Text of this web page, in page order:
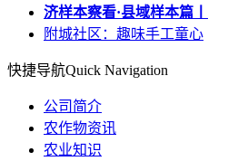
济样本察看·县域样本篇丨
附城社区：趣味手工童心
快捷导航Quick Navigation
公司简介
农作物资讯
农业知识